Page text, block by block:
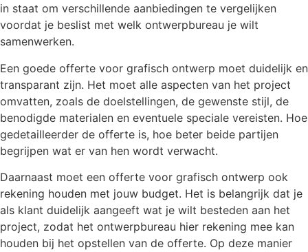
in staat om verschillende aanbiedingen te vergelijken
voordat je beslist met welk ontwerpbureau je wilt
samenwerken.
Een goede offerte voor grafisch ontwerp moet duidelijk en
transparant zijn. Het moet alle aspecten van het project
omvatten, zoals de doelstellingen, de gewenste stijl, de
benodigde materialen en eventuele speciale vereisten. Hoe
gedetailleerder de offerte is, hoe beter beide partijen
begrijpen wat er van hen wordt verwacht.
Daarnaast moet een offerte voor grafisch ontwerp ook
rekening houden met jouw budget. Het is belangrijk dat je
als klant duidelijk aangeeft wat je wilt besteden aan het
project, zodat het ontwerpbureau hier rekening mee kan
houden bij het opstellen van de offerte. Op deze manier